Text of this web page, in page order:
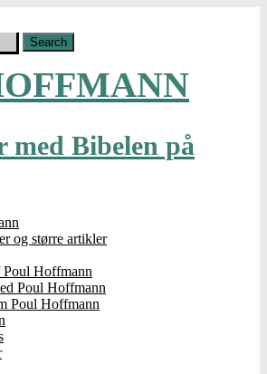
Bibelen på
og større artikler
Hoffmann
Poul Hoffmann
Poul Hoffmann